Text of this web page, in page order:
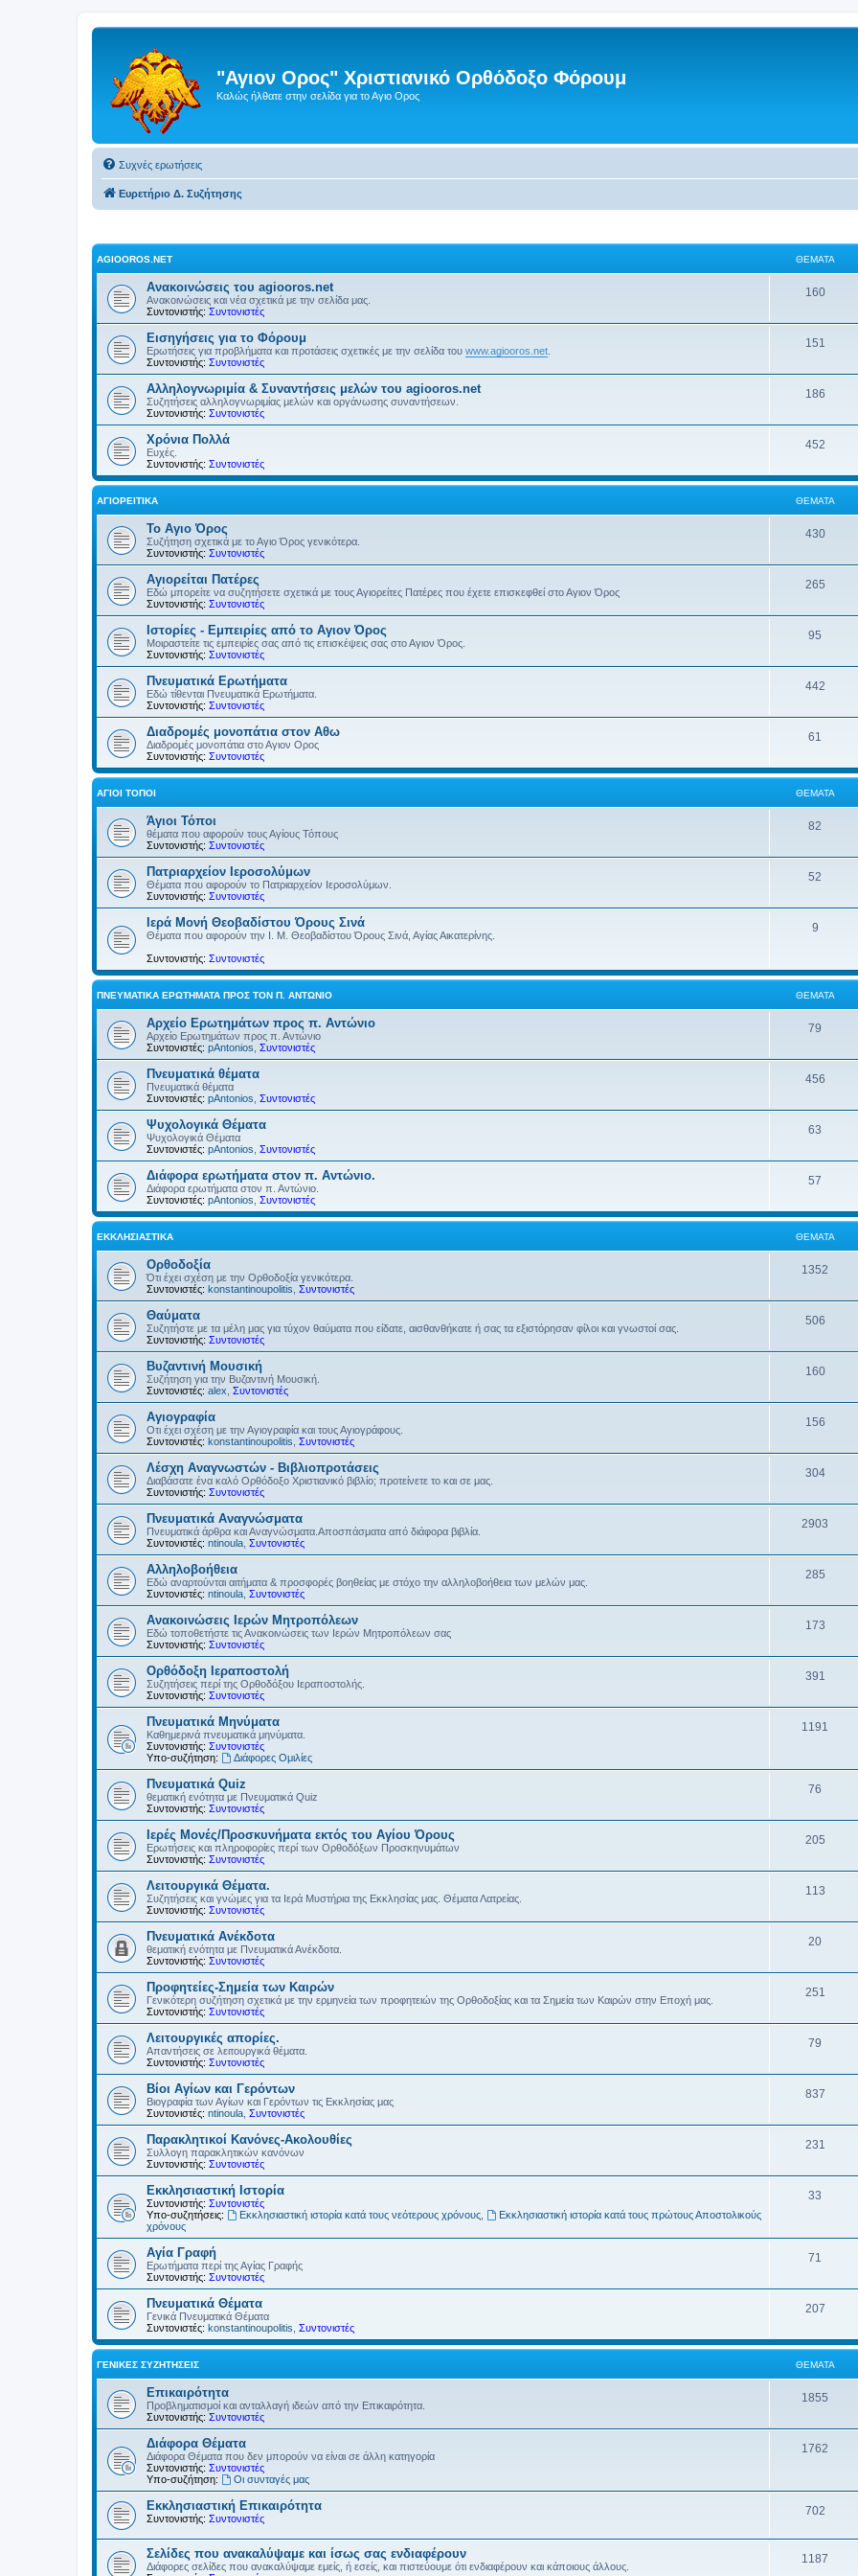
"Αγιον Ορος" Χριστιανικό Ορθόδοξο Φόρουμ
Καλώς ήλθατε στην σελίδα για το Αγιο Ορος
Συχνές ερωτήσεις
Ευρετήριο Δ. Συζήτησης
AGIOOROS.NET ΘΈΜΑΤΑ
Ανακοινώσεις του agiooros.net
Ανακοινώσεις και νέα σχετικά με την σελίδα μας.
Συντονιστής: Συντονιστές
160
Εισηγήσεις για το Φόρουμ
Ερωτήσεις για προβλήματα και προτάσεις σχετικές με την σελίδα του www.agiooros.net
Συντονιστής: Συντονιστές
151
Αλληλογνωριμία & Συναντήσεις μελών του agiooros.net
Συζητήσεις αλληλογνωριμίας μελών και οργάνωσης συναντήσεων.
Συντονιστής: Συντονιστές
186
Χρόνια Πολλά
Ευχές.
Συντονιστής: Συντονιστές
452
ΑΓΙΟΡΕΊΤΙΚΑ ΘΈΜΑΤΑ
Το Αγιο Όρος
Συζήτηση σχετικά με το Αγιο Όρος γενικότερα.
Συντονιστής: Συντονιστές
430
Αγιορείται Πατέρες
Εδώ μπορείτε να συζητήσετε σχετικά με τους Αγιορείτες Πατέρες που έχετε επισκεφθεί στο Αγιον Όρος
Συντονιστής: Συντονιστές
265
Ιστορίες - Εμπειρίες από το Αγιον Όρος
Μοιραστείτε τις εμπειρίες σας από τις επισκέψεις σας στο Αγιον Όρος.
Συντονιστής: Συντονιστές
95
Πνευματικά Ερωτήματα
Εδώ τίθενται Πνευματικά Ερωτήματα.
Συντονιστής: Συντονιστές
442
Διαδρομές μονοπάτια στον Αθω
Διαδρομές μονοπάτια στο Αγιον Ορος
Συντονιστής: Συντονιστές
61
ΆΓΙΟΙ ΤΌΠΟΙ ΘΈΜΑΤΑ
Άγιοι Τόποι
θέματα που αφορούν τους Αγίους Τόπους
Συντονιστής: Συντονιστές
82
Πατριαρχείον Ιεροσολύμων
Θέματα που αφορούν το Πατριαρχείον Ιεροσολύμων.
Συντονιστής: Συντονιστές
52
Ιερά Μονή Θεοβαδίστου Όρους Σινά
Θέματα που αφορούν την Ι. Μ. Θεοβαδίστου Όρους Σινά, Αγίας Αικατερίνης.
Συντονιστής: Συντονιστές
9
ΠΝΕΥΜΑΤΙΚΆ ΕΡΩΤΉΜΑΤΑ ΠΡΟΣ ΤΟΝ Π. ΑΝΤΏΝΙΟ ΘΈΜΑΤΑ
Αρχείο Ερωτημάτων προς π. Αντώνιο
Αρχείο Ερωτημάτων προς π. Αντώνιο
Συντονιστές: pAntonios Συντονιστές
79
Πνευματικά θέματα
Πνευματικά θέματα
Συντονιστές: pAntonios Συντονιστές
456
Ψυχολογικά Θέματα
Ψυχολογικά Θέματα
Συντονιστές: pAntonios Συντονιστές
63
Διάφορα ερωτήματα στον π. Αντώνιο.
Διάφορα ερωτήματα στον π. Αντώνιο.
Συντονιστές: pAntonios Συντονιστές
57
ΕΚΚΛΗΣΙΑΣΤΙΚΆ ΘΈΜΑΤΑ
Ορθοδοξία
Ότι έχει σχέση με την Ορθοδοξία γενικότερα.
Συντονιστές: konstantinoupolitis Συντονιστές
1352
Θαύματα
Συζητήστε με τα μέλη μας για τύχον θαύματα που είδατε, αισθανθήκατε ή σας τα εξιστόρησαν φίλοι και γνωστοί σας.
Συντονιστής: Συντονιστές
506
Βυζαντινή Μουσική
Συζήτηση για την Βυζαντινή Μουσική.
Συντονιστές: alex Συντονιστές
160
Αγιογραφία
Οτι έχει σχέση με την Αγιογραφία και τους Αγιογράφους.
Συντονιστές: konstantinoupolitis Συντονιστές
156
Λέσχη Αναγνωστών - Βιβλιοπροτάσεις
Διαβάσατε ένα καλό Ορθόδοξο Χριστιανικό βιβλίο; προτείνετε το και σε μας.
Συντονιστής: Συντονιστές
304
Πνευματικά Αναγνώσματα
Πνευματικά άρθρα και Αναγνώσματα.Αποσπάσματα από διάφορα βιβλία.
Συντονιστές: ntinoula Συντονιστές
2903
Αλληλοβοήθεια
Εδώ αναρτούνται αιτήματα & προσφορές βοηθείας με στόχο την αλληλοβοήθεια των μελών μας.
Συντονιστές: ntinoula Συντονιστές
285
Ανακοινώσεις Ιερών Μητροπόλεων
Εδώ τοποθετήστε τις Ανακοινώσεις των Ιερών Μητροπόλεων σας
Συντονιστής: Συντονιστές
173
Ορθόδοξη Ιεραποστολή
Συζητήσεις περί της Ορθοδόξου Ιεραποστολής.
Συντονιστής: Συντονιστές
391
Πνευματικά Μηνύματα
Καθημερινά πνευματικά μηνύματα.
Συντονιστής: Συντονιστές
Υπο-συζήτηση:
Διάφορες Ομιλίες
1191
Πνευματικά Quiz
θεματική ενότητα με Πνευματικά Quiz
Συντονιστής: Συντονιστές
76
Ιερές Μονές/Προσκυνήματα εκτός του Αγίου Όρους
Ερωτήσεις και πληροφορίες περί των Ορθοδόξων Προσκηνυμάτων
Συντονιστής: Συντονιστές
205
Λειτουργικά Θέματα.
Συζητήσεις και γνώμες για τα Ιερά Μυστήρια της Εκκλησίας μας. Θέματα Λατρείας.
Συντονιστής: Συντονιστές
113
Πνευματικά Ανέκδοτα
θεματική ενότητα με Πνευματικά Ανέκδοτα.
Συντονιστής: Συντονιστές
20
Προφητείες-Σημεία των Καιρών
Γενικότερη συζήτηση σχετικά με την ερμηνεία των προφητειών της Ορθοδοξίας και τα Σημεία των Καιρών στην Εποχή μας.
Συντονιστής: Συντονιστές
251
Λειτουργικές απορίες.
Απαντήσεις σε λειτουργικά θέματα.
Συντονιστής: Συντονιστές
79
Βίοι Αγίων και Γερόντων
Βιογραφία των Αγίων και Γερόντων τις Εκκλησίας μας
Συντονιστές: ntinoula Συντονιστές
837
Παρακλητικοί Κανόνες-Ακολουθίες
Συλλογη παρακλητικών κανόνων
Συντονιστής: Συντονιστές
231
Εκκλησιαστική Ιστορία
Συντονιστής: Συντονιστές
Υπο-συζητήσεις:
Εκκλησιαστική ιστορία κατά τους νεότερους χρόνους,
Εκκλησιαστική ιστορία κατά τους πρώτους Αποστολικούς
χρόνους
33
Αγία Γραφή
Ερωτήματα περί της Αγίας Γραφής
Συντονιστής: Συντονιστές
71
Πνευματικά Θέματα
Γενικά Πνευματικά Θέματα
Συντονιστές: konstantinoupolitis Συντονιστές
207
ΓΕΝΙΚΈΣ ΣΥΖΗΤΉΣΕΙΣ ΘΈΜΑΤΑ
Επικαιρότητα
Προβληματισμοί και ανταλλαγή ιδεών από την Επικαιρότητα.
Συντονιστής: Συντονιστές
1855
Διάφορα Θέματα
Διάφορα Θέματα που δεν μπορούν να είναι σε άλλη κατηγορία
Συντονιστής: Συντονιστές
Υπο-συζήτηση:
Οι συνταγές μας
1762
Εκκλησιαστική Επικαιρότητα
Συντονιστής: Συντονιστές
702
Σελίδες που ανακαλύψαμε και ίσως σας ενδιαφέρουν
Διάφορες σελίδες που ανακαλύψαμε εμείς, ή εσείς, και πιστεύουμε ότι ενδιαφέρουν και κάποιους άλλους.
1187